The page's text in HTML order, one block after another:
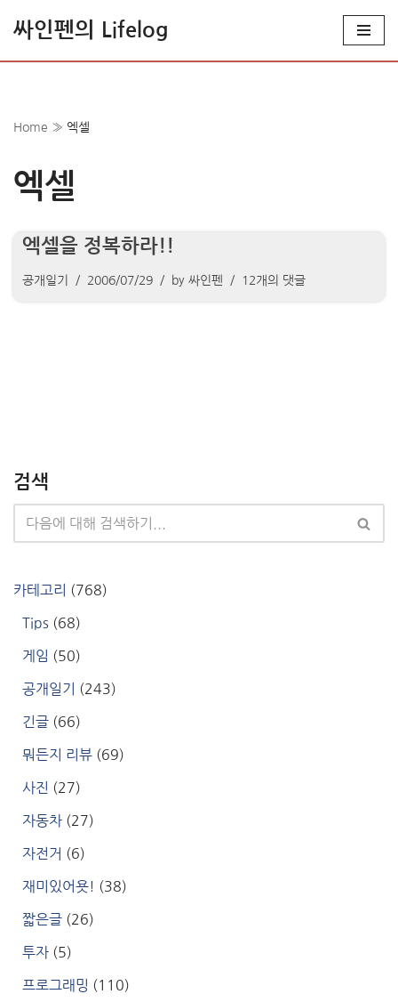
로
너
뛰
싸인펜의 Lifelog
Home » 엑셀
엑셀
엑셀을 정복하라!!
공개일기 2006/07/29 by 싸인펜 12개의 댓글
검색
카테고리 (768)
Tips (68)
게임 (50)
공개일기 (243)
긴글 (66)
뭐든지 리뷰 (69)
사진 (27)
자동차 (27)
자전거 (6)
재미있어욧! (38)
짧은글 (26)
투자 (5)
프로그래밍 (110)